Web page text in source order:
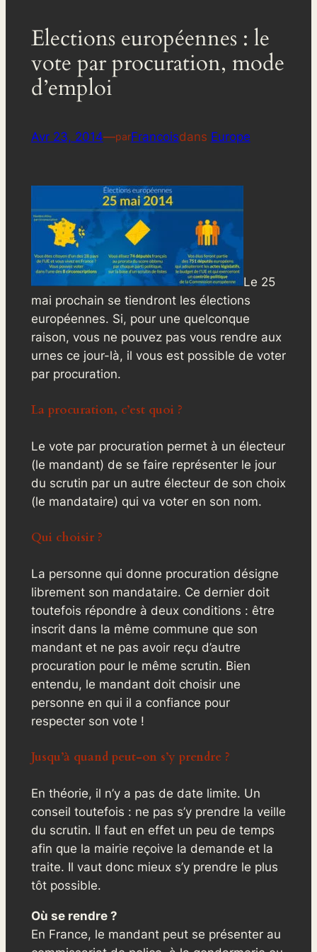
Elections européennes : le
vote par procuration, mode
d’emploi
Avr 23, 2014—parFrancoisdans Europe
Le 25
mai prochain se tiendront les élections
européennes. Si, pour une quelconque
raison, vous ne pouvez pas vous rendre aux
urnes ce jour-là, il vous est possible de voter
par procuration.
La procuration, c’est quoi ?
Le vote par procuration permet à un électeur
(le mandant) de se faire représenter le jour
du scrutin par un autre électeur de son choix
(le mandataire) qui va voter en son nom.
Qui choisir ?
La personne qui donne procuration désigne
librement son mandataire. Ce dernier doit
toutefois répondre à deux conditions : être
inscrit dans la même commune que son
mandant et ne pas avoir reçu d’autre
procuration pour le même scrutin. Bien
entendu, le mandant doit choisir une
personne en qui il a confiance pour
respecter son vote !
Jusqu’à quand peut-on s’y prendre ?
En théorie, il n’y a pas de date limite. Un
conseil toutefois : ne pas s’y prendre la veille
du scrutin. Il faut en effet un peu de temps
afin que la mairie reçoive la demande et la
traite. Il vaut donc mieux s’y prendre le plus
tôt possible.
Où se rendre ?
En France, le mandant peut se présenter au